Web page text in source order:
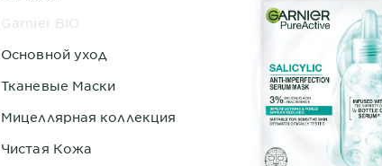
Garnier BIO
Основной уход
Тканевые Маски
Мицеллярная коллекция
Чистая Кожа